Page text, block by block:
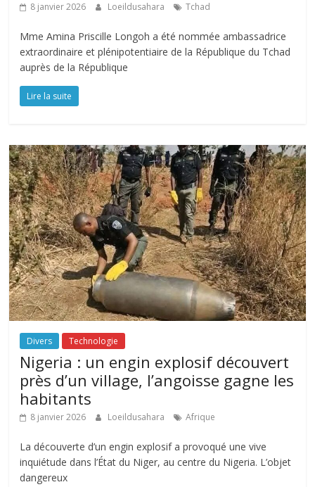
8 janvier 2026 Loeildusahara Tchad
Mme Amina Priscille Longoh a été nommée ambassadrice
extraordinaire et plénipotentiaire de la République du Tchad
auprès de la République
Lire la suite
Divers Technologie
Nigeria : un engin explosif découvert
près d’un village, l’angoisse gagne les
habitants
8 janvier 2026 Loeildusahara Afrique
La découverte d’un engin explosif a provoqué une vive
inquiétude dans l’État du Niger, au centre du Nigeria. L’objet
dangereux